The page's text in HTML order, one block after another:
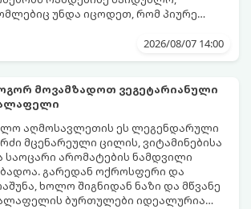
უნდა იცოდეთ, რომ პიურე
2026/08/07 14:00
მოვამზადოთ ვეგეტარიანული
აღმოსავლეთის ეს ლეგენდარული
მცენარეული ცილის, ვიტამინებისა
საოცარი არომატების ნამდვილი
გარედან ოქროსფერი და
ხოლო შიგნიდან ნაზი და მწვანე
ბურთულები იდეალურია